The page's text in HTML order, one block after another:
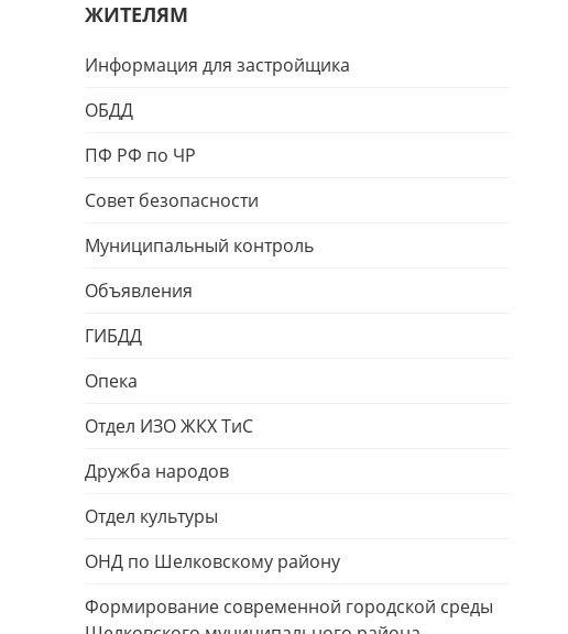
ЖИТЕЛЯМ
Информация для застройщика
ОБДД
ПФ РФ по ЧР
Совет безопасности
Муниципальный контроль
Объявления
ГИБДД
Опека
Отдел ИЗО ЖКХ ТиС
Дружба народов
Отдел культуры
ОНД по Шелковскому району
Формирование современной городской среды